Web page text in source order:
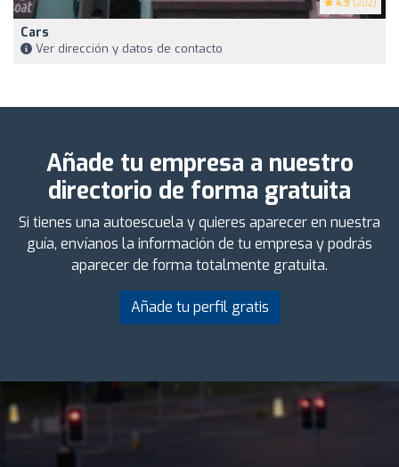
4.9 (202)
Cars
Ver dirección y datos de contacto
Añade tu empresa a nuestro
directorio de forma gratuita
Si tienes una autoescuela y quieres aparecer en nuestra
guía, envíanos la información de tu empresa y podrás
aparecer de forma totalmente gratuita.
Añade tu perfil gratis